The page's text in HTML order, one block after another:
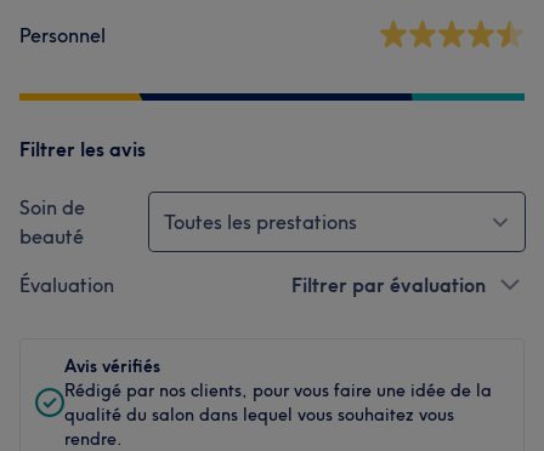
Personnel
Filtrer les avis
Soin de
beauté
Toutes les prestations
Évaluation Filtrer par évaluation
Avis vérifiés
Rédigé par nos clients, pour vous faire une idée de la
qualité du salon dans lequel vous souhaitez vous
rendre.